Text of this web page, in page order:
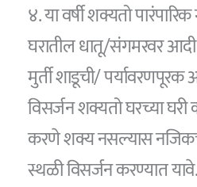
४. या वर्षी शक्यतो
घरातील धातू/संगमरवर
मुर्ती शाडूची/
विसर्जन शक्यतो घरच्या घरी
करणे शक्य नसल्यास
स्थळी विसर्जन करण्यात यावे.